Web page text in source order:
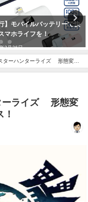
版】大人の恐れ回避型愛着
年の差婚解消し親子関係で
築
ターハンターライズ 形態変化
ーライズ 形態変